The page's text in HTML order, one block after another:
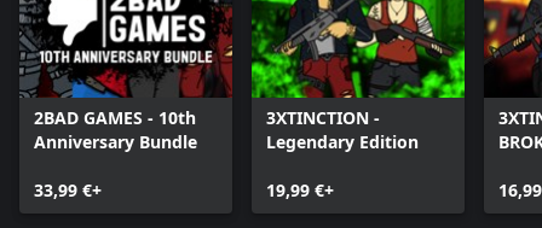
2BAD GAMES - 10th
Anniversary Bundle
33,99 €+
3XTINCTION -
Legendary Edition
19,99 €+